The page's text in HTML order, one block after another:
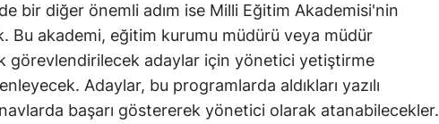
bir diğer önemli adım ise Milli Eğitim Akademisi'nin
Bu akademi, eğitim kurumu müdürü veya müdür
görevlendirilecek adaylar için yönetici yetiştirme
Adaylar, bu programlarda aldıkları yazılı
başarı göstererek yönetici olarak atanabilecekler.